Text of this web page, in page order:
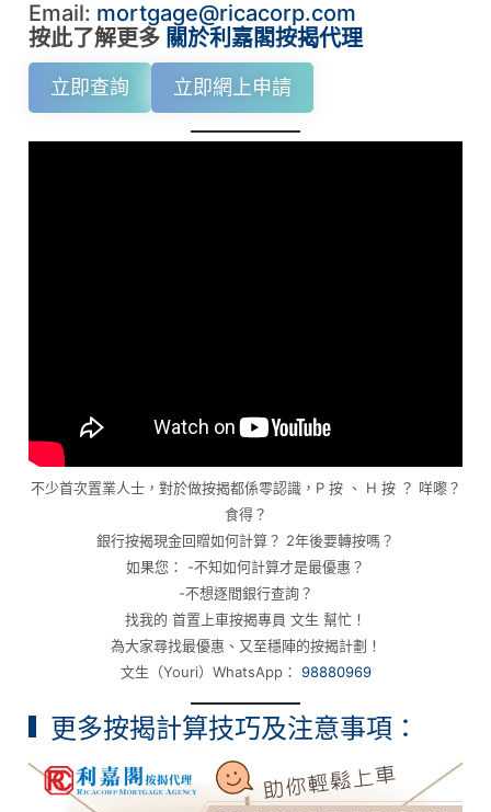
Email: mortgage@ricacorp.com
按此了解更多 關於利嘉閣按揭代理
立即查詢 立即網上申請
不少首次置業人士，對於做按揭都係零認識，P 按 、 H 按 ？ 咩嚟？
食得？
銀行按揭現金回贈如何計算？ 2年後要轉按嗎？
如果您： -不知如何計算才是最優惠？
-不想逐間銀行查詢？
找我的 首置上車按揭專員 文生 幫忙！
為大家尋找最優惠、又至穩陣的按揭計劃！
文生（Youri）WhatsApp： 98880969
更多按揭計算技巧及注意事項：